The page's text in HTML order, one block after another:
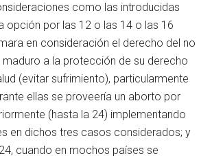
como las introducidas
opción por las 12 o las 14 o las 16
en consideración el derecho del no
a la protección de su derecho
(evitar sufrimiento), particularmente
ellas se proveería un aborto por
(hasta la 24) implementando
en dichos tres casos considerados; y
cuando en mochos países se